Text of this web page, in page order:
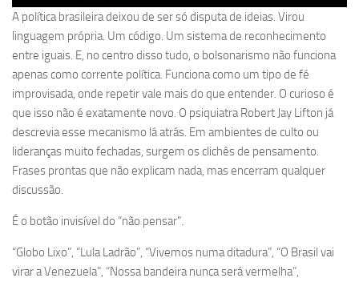
A política brasileira deixou de ser só disputa de ideias. Virou
linguagem própria. Um código. Um sistema de reconhecimento
entre iguais. E, no centro disso tudo, o bolsonarismo não funciona
apenas como corrente política. Funciona como um tipo de fé
improvisada, onde repetir vale mais do que entender. O curioso é
que isso não é exatamente novo. O psiquiatra Robert Jay Lifton já
descrevia esse mecanismo lá atrás. Em ambientes de culto ou
lideranças muito fechadas, surgem os clichês de pensamento.
Frases prontas que não explicam nada, mas encerram qualquer
discussão.
É o botão invisível do “não pensar”.
“Globo Lixo”, “Lula Ladrão”, “Vivemos numa ditadura”, “O Brasil vai
virar a Venezuela”, “Nossa bandeira nunca será vermelha”,